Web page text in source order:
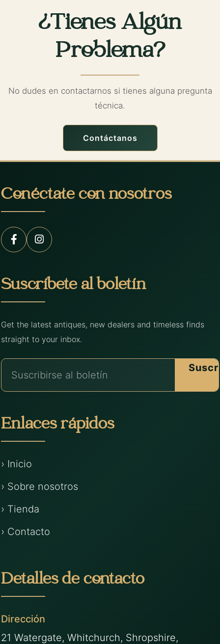
¿Tienes Algún
Problema?
No dudes en contactarnos si tienes alguna pregunta
técnica.
Contáctanos
Conéctate con nosotros
Suscríbete al boletín
Get the latest antiques, new dealers and timeless finds
straight to your inbox.
Enlaces rápidos
› Inicio
› Sobre nosotros
› Tienda
› Contacto
Detalles de contacto
Dirección
21 Watergate, Whitchurch, Shropshire,